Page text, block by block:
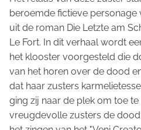
beroemde fictieve personage
uit de roman Die Letzte am
Le Fort. In dit verhaal wordt
het klooster voorgesteld die
van het horen over de dood
dat haar zusters
ging zij naar de plek om toe te
vreugdevolle zusters de